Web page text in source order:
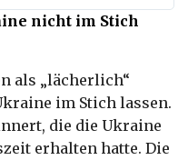
nicht im Stich
als „lächerlich“
im Stich lassen.
die die Ukraine
erhalten hatte. Die